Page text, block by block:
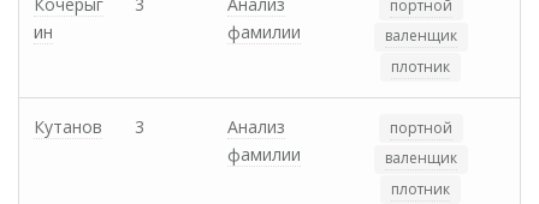
ин
фамилии
портной
валенщик
плотник
Кутанов 3
Анализ
фамилии
портной
валенщик
плотник